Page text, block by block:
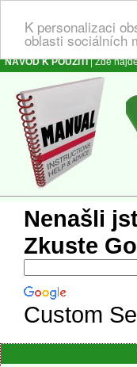
K personalizaci
oblasti sociálních
NÁVOD K POUŽITÍ| Zde
Nenašli
Zkuste
Custom